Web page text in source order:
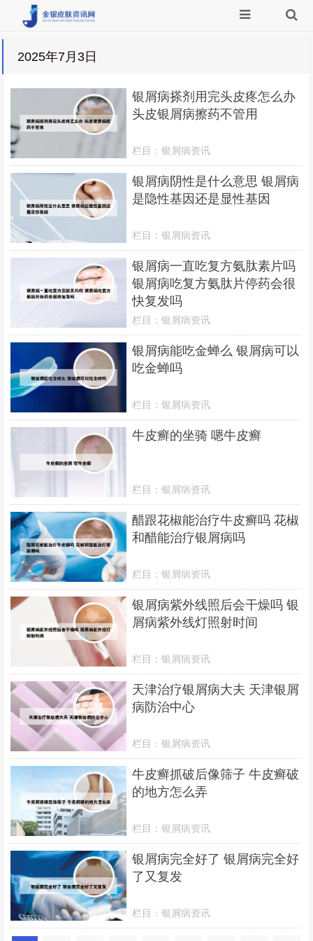
2025年7月3日
银屑病搽剂用完头皮疼怎么办
头皮银屑病擦药不管用
栏目：银屑病资讯
银屑病阴性是什么意思 银屑病
是隐性基因还是显性基因
栏目：银屑病资讯
银屑病一直吃复方氨肽素片吗
银屑病吃复方氨肽片停药会很
快复发吗
栏目：银屑病资讯
银屑病能吃金蝉么 银屑病可以
吃金蝉吗
栏目：银屑病资讯
牛皮癣的坐骑 嗯牛皮癣
栏目：银屑病资讯
醋跟花椒能治疗牛皮癣吗 花椒
和醋能治疗银屑病吗
栏目：银屑病资讯
银屑病紫外线照后会干燥吗 银
屑病紫外线灯照射时间
栏目：银屑病资讯
天津治疗银屑病大夫 天津银屑
病防治中心
栏目：银屑病资讯
牛皮癣抓破后像筛子 牛皮癣破
的地方怎么弄
栏目：银屑病资讯
银屑病完全好了 银屑病完全好
了又复发
栏目：银屑病资讯